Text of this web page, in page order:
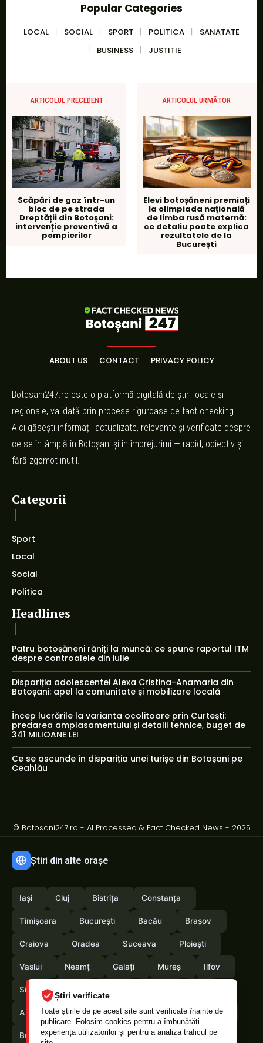
Știri verificate
Toate știrile de pe acest site sunt verificate înainte de
publicare. Folosim cookies pentru a îmbunătăți
experiența utilizatorilor și pentru a analiza traficul pe
Popular Categories
LOCAL SOCIAL SPORT POLITICA
SANATATE
BUSINESS
JUSTITIE
ARTICOLUL PRECEDENT
Scăpări de gaz într-un
bloc de pe strada
Dreptății din Botoșani:
intervenție preventivă a
pompierilor
ARTICOLUL URMĂTOR
Elevi botoșăneni premiați
la olimpiada națională
de limba rusă maternă:
ce detaliu poate explica
rezultatele de la
București
ABOUT US CONTACT PRIVACY POLICY
Botosani247.ro este o platformă digitală de știri locale și
regionale, validată prin procese riguroase de fact-checking.
Aici găsești informații actualizate, relevante și verificate despre
ce se întâmplă în Botoșani și în împrejurimi — rapid, obiectiv și
fără zgomot inutil.
Categorii
Sport
Local
Social
Politica
Headlines
Patru botoșăneni răniți la muncă: ce spune raportul ITM
despre controalele din iulie
Dispariția adolescentei Alexa Cristina-Anamaria din
Botoșani: apel la comunitate și mobilizare locală
Încep lucrările la varianta ocolitoare prin Curtești:
predarea amplasamentului și detalii tehnice, buget de
341 MILIOANE LEI
Ce se ascunde în dispariția unei turișe din Botoșani pe
Ceahlău
© Botosani247.ro - AI Processed & Fact Checked News - 2025
Știri din alte orașe
Iași Cluj Bistrița Constanța
Timișoara București Bacău Brașov
Craiova Oradea Suceava Ploiești
Vaslui Neamț Galați Mureș Ilfov
Sibiu
Arges Maramures Vrancea Satumare
Buzau Braila Calarasi Caras-Severin